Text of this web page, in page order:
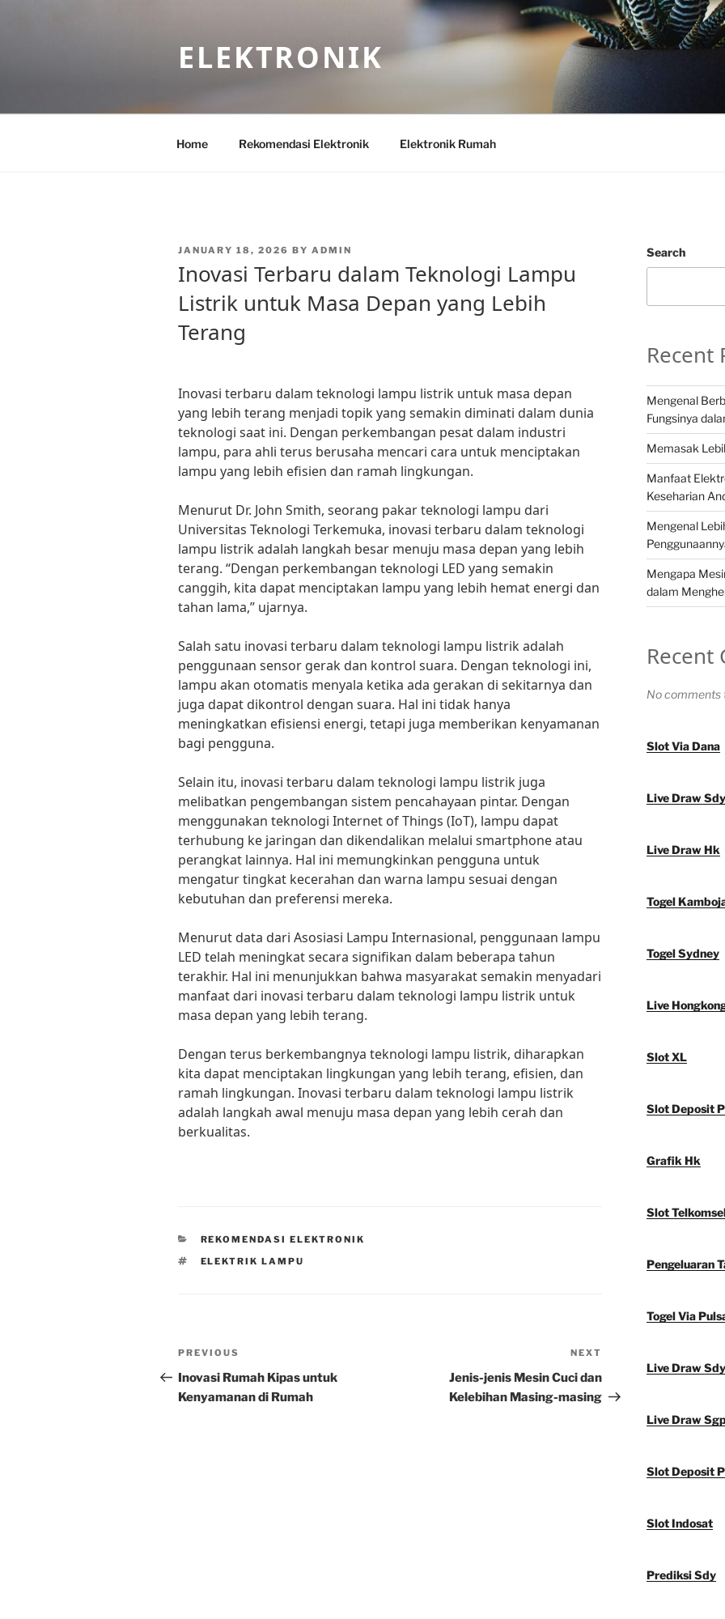
ELEKTRONIK
Home Rekomendasi Elektronik Elektronik Rumah
POSTED
JANUARY 18, 2026 BY ADMIN
Inovasi Terbaru dalam Teknologi Lampu
Listrik untuk Masa Depan yang Lebih
Terang
Inovasi terbaru dalam teknologi lampu listrik untuk masa depan
yang lebih terang menjadi topik yang semakin diminati dalam dunia
teknologi saat ini. Dengan perkembangan pesat dalam industri
lampu, para ahli terus berusaha mencari cara untuk menciptakan
lampu yang lebih efisien dan ramah lingkungan.
Menurut Dr. John Smith, seorang pakar teknologi lampu dari
Universitas Teknologi Terkemuka, inovasi terbaru dalam teknologi
lampu listrik adalah langkah besar menuju masa depan yang lebih
terang. “Dengan perkembangan teknologi LED yang semakin
canggih, kita dapat menciptakan lampu yang lebih hemat energi dan
tahan lama,” ujarnya.
Salah satu inovasi terbaru dalam teknologi lampu listrik adalah
penggunaan sensor gerak dan kontrol suara. Dengan teknologi ini,
lampu akan otomatis menyala ketika ada gerakan di sekitarnya dan
juga dapat dikontrol dengan suara. Hal ini tidak hanya
meningkatkan efisiensi energi, tetapi juga memberikan kenyamanan
bagi pengguna.
Selain itu, inovasi terbaru dalam teknologi lampu listrik juga
melibatkan pengembangan sistem pencahayaan pintar. Dengan
menggunakan teknologi Internet of Things (IoT), lampu dapat
terhubung ke jaringan dan dikendalikan melalui smartphone atau
perangkat lainnya. Hal ini memungkinkan pengguna untuk
mengatur tingkat kecerahan dan warna lampu sesuai dengan
kebutuhan dan preferensi mereka.
Menurut data dari Asosiasi Lampu Internasional, penggunaan lampu
LED telah meningkat secara signifikan dalam beberapa tahun
terakhir. Hal ini menunjukkan bahwa masyarakat semakin menyadari
manfaat dari inovasi terbaru dalam teknologi lampu listrik untuk
masa depan yang lebih terang.
Dengan terus berkembangnya teknologi lampu listrik, diharapkan
kita dapat menciptakan lingkungan yang lebih terang, efisien, dan
ramah lingkungan. Inovasi terbaru dalam teknologi lampu listrik
adalah langkah awal menuju masa depan yang lebih cerah dan
berkualitas.
CATEGORIES
REKOMENDASI ELEKTRONIK
TAGS
ELEKTRIK LAMPU
Post
navigation
Previous
Post
PREVIOUS
Inovasi Rumah Kipas untuk
Kenyamanan di Rumah
Post
NEXT
Jenis-jenis Mesin Cuci dan
Kelebihan Masing-masing
Search
Recent
Mengenal
Fungsinya
Memasak
Manfaat
Keseharian
Mengenal
Mengapa
dalam
Recent
No comments
Slot Via Dana
Live Draw Sdy
Live Draw Hk
Togel
Togel Sydney
Live
Slot XL
Slot Deposit
Grafik Hk
Slot
Pengeluaran
Togel Via
Live Draw Sdy
Live Draw
Slot Deposit
Slot Indosat
Prediksi Sdy